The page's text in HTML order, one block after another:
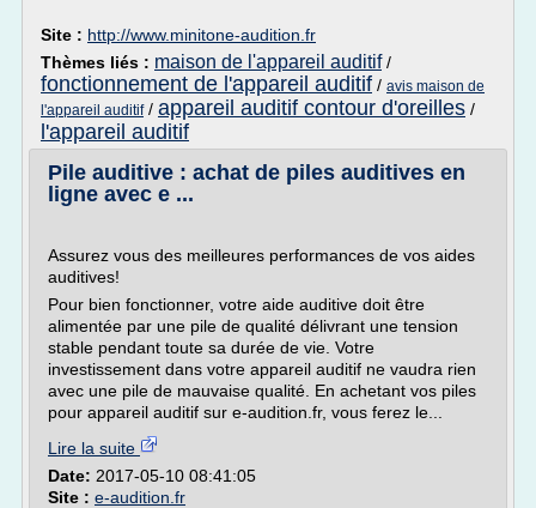
Site : http://www.minitone-audition.fr
Thèmes liés : maison de l'appareil auditif/
fonctionnement de l'appareil auditif / avis maison de
l'appareil auditif/ appareil auditif contour d'oreilles /
l'appareil auditif
Pile auditive : achat de piles auditives en
ligne avec e ...
Assurez vous des meilleures performances de vos aides
auditives!
Pour bien fonctionner, votre aide auditive doit être
alimentée par une pile de qualité délivrant une tension
stable pendant toute sa durée de vie. Votre
investissement dans votre appareil auditif ne vaudra rien
avec une pile de mauvaise qualité. En achetant vos piles
pour appareil auditif sur e-audition.fr, vous ferez le...
Lire la suite
Date: 2017-05-10 08:41:05
Site : e-audition.fr